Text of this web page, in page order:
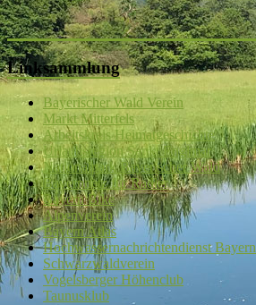
Linksammlung
Bayerischer Wald Verein
Markt Mitterfels
Arbeitskreis Heimatgeschichte
Urlaubsregion Sankt Englmar
Nationalpark Bayerischer Wald
Bayernnetz für Radler
Bayern Bike
Alpenverein
Bayern Atlas
Hochwassernachrichtendienst Bayern
Schwarzwaldverein
Vogelsberger Höhenclub
Taunusklub